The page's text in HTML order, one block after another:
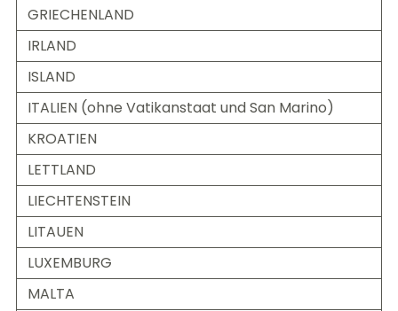
GRIECHENLAND
IRLAND
ISLAND
ITALIEN (ohne Vatikanstaat und San Marino)
KROATIEN
LETTLAND
LIECHTENSTEIN
LITAUEN
LUXEMBURG
MALTA